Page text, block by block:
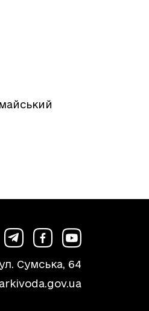
Сумська, 64